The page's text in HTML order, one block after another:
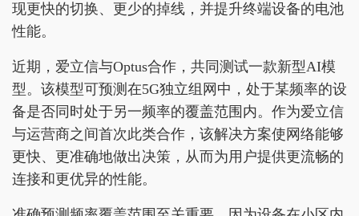
现更快的切换、更少的掉线，并提升终端设备的电池
性能。
近期，爱立信与Optus合作，共同测试一款新型AI模
型。该模型可预测在5G独立组网中，处于某频率的设
备是否同时处于另一频率的覆盖范围内。作为爱立信
与运营商之间首次此类合作，该解决方案使网络能够
更快、更准确地做出决策，从而为用户提供更流畅的
连接和更优异的性能。